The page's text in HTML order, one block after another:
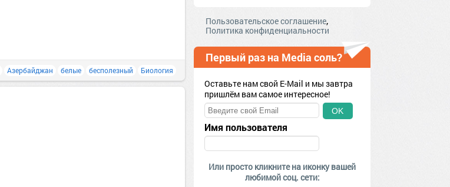
Азербайджан белые бесполезный Биология
Пользовательское соглашение,
Политика конфиденциальности
Первый раз на Media соль?
Оставьте нам свой E-Mail и мы завтра
пришлём вам самое интересное!
OK
Имя пользователя
Или просто кликните на иконку вашей
любимой соц. сети: